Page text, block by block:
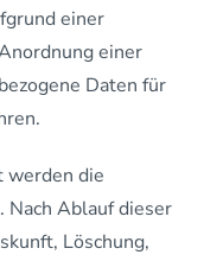
einer
einer
Daten für
werden die
Nach Ablauf dieser
Löschung,